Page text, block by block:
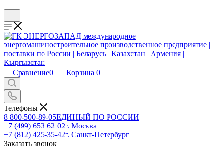
Сравнение0 Корзина 0
Телефоны
8 800-500-89-05ЕДИНЫЙ ПО РОССИИ
+7 (499) 653-62-02г. Москва
+7 (812) 425-35-42г. Санкт-Петербург
Заказать звонок